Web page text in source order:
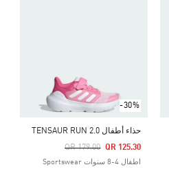
-30%
حذاء أطفال TENSAUR RUN 2.0
Price Reduced From
QR 179.00
To QR 125.30
اطفال 4-8 سنوات Sportswear